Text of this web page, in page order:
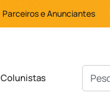
Parceiros e Anunciantes
Colunistas